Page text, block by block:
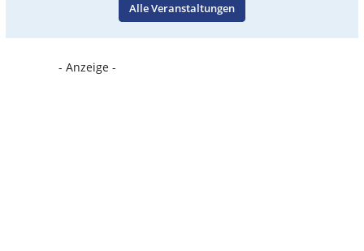
Alle Veranstaltungen
- Anzeige -